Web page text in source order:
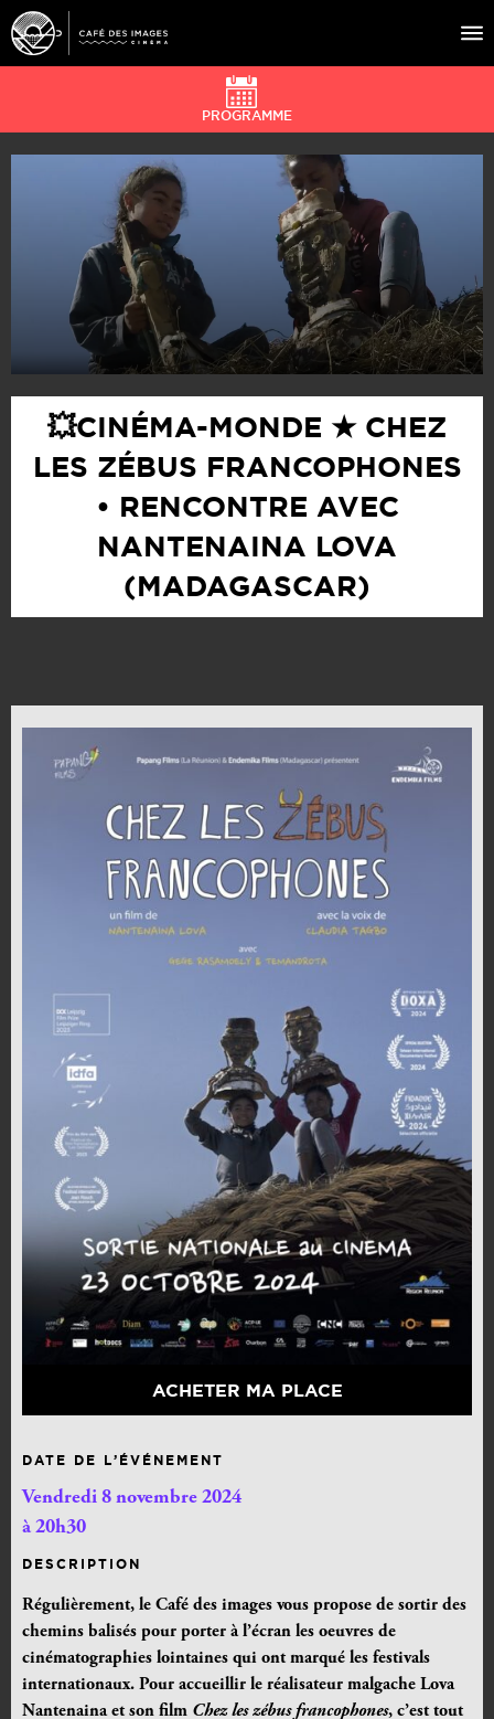
À L’AFFICHE
ÉVÉNEMENTS
CAFÉ DU CINÉ
PRATIQUE
ÉDUCATION AUX IMAGES
PROGRAMME
💥CINÉMA-MONDE ★ CHEZ
LES ZÉBUS FRANCOPHONES
• RENCONTRE AVEC
NANTENAINA LOVA
(MADAGASCAR)
ACHETER MA PLACE
DATE DE L’ÉVÉNEMENT
Vendredi 8 novembre 2024
à 20h30
DESCRIPTION
Régulièrement, le Café des images vous propose de sortir des
chemins balisés pour porter à l’écran les oeuvres de
cinématographies lointaines qui ont marqué les festivals
internationaux. Pour accueillir le réalisateur malgache Lova
Nantenaina et son film Chez les zébus francophones, c’est tout